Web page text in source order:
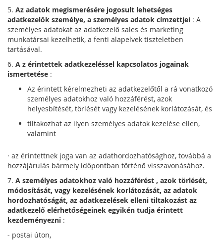
5. Az adatok megismerésére jogosult lehetséges
adatkezelők személye, a személyes adatok címzettjei : A
személyes adatokat az adatkezelő sales és marketing
munkatársai kezelhetik, a fenti alapelvek tiszteletben
tartásával.
6. A z érintettek adatkezeléssel kapcsolatos jogainak
ismertetése :
Az érintett kérelmezheti az adatkezelőtől a rá vonatkozó
személyes adatokhoz való hozzáférést, azok
helyesbítését, törlését vagy kezelésének korlátozását, és
tiltakozhat az ilyen személyes adatok kezelése ellen,
valamint
· az érintettnek joga van az adathordozhatósághoz, továbbá a
hozzájárulás bármely időpontban történő visszavonásához.
7. A személyes adatokhoz való hozzáférést , azok törlését,
módosítását, vagy kezelésének korlátozását, az adatok
hordozhatóságát, az adatkezelések elleni tiltakozást az
adatkezelő elérhetőségeinek egyikén tudja érintett
kezdeményezni :
- postai úton,